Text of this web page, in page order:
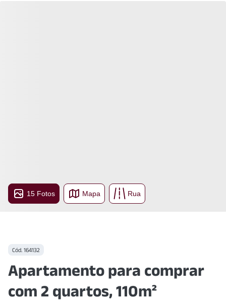
15 Fotos Mapa Rua
Cód. 164132
Apartamento para comprar
com 2 quartos, 110m²